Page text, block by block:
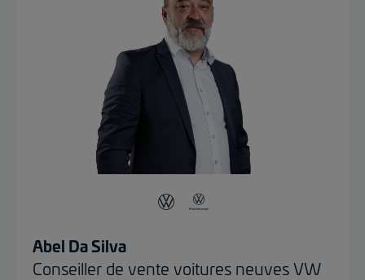
Abel Da Silva
Conseiller de vente voitures neuves VW